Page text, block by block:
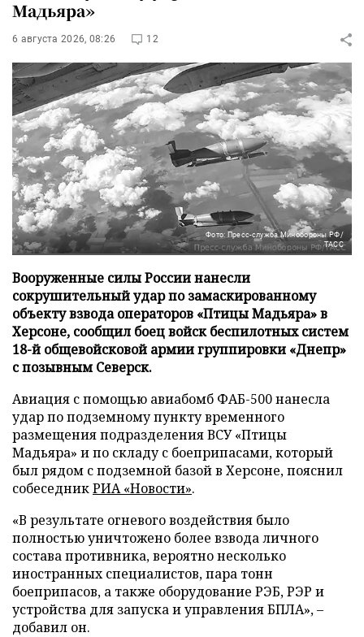
Мадьяра»
6 августа 2026, 08:26 12
Фото: Пресс-служба Минобороны РФ/
ТАСС
Вооруженные силы России нанесли
сокрушительный удар по замаскированному
объекту взвода операторов «Птицы Мадьяра» в
Херсоне, сообщил боец войск беспилотных систем
18-й общевойсковой армии группировки «Днепр»
с позывным Северск.
Авиация с помощью авиабомб ФАБ-500 нанесла
удар по подземному пункту временного
размещения подразделения ВСУ «Птицы
Мадьяра» и по складу с боеприпасами, который
был рядом с подземной базой в Херсоне, пояснил
собеседникРИА «Новости».
«В результате огневого воздействия было
полностью уничтожено более взвода личного
состава противника, вероятно несколько
иностранных специалистов, пара тонн
боеприпасов, а также оборудование РЭБ, РЭР и
устройства для запуска и управления БПЛА», –
добавил он.